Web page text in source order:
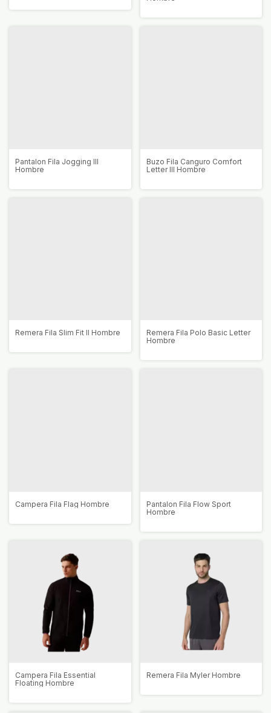
Pantalon Fila Jogging III
Hombre
Buzo Fila Canguro Comfort
Letter III Hombre
Remera Fila Slim Fit II Hombre
Remera Fila Polo Basic Letter
Hombre
Campera Fila Flag Hombre
Pantalon Fila Flow Sport
Hombre
Campera Fila Essential
Floating Hombre
Remera Fila Myler Hombre